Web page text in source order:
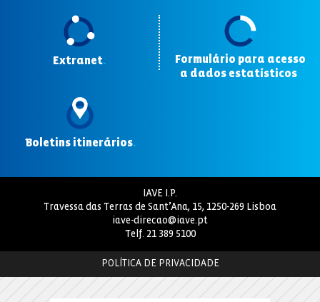
Extranet.
Formulário para acesso
a dados estatísticos
Boletins itinerários.
IAVE I.P.
Travessa das Terras de Sant’Ana, 15, 1250-269 Lisboa
iave-direcao@iave.pt
Telf. 21 389 5100
POLÍTICA DE PRIVACIDADE